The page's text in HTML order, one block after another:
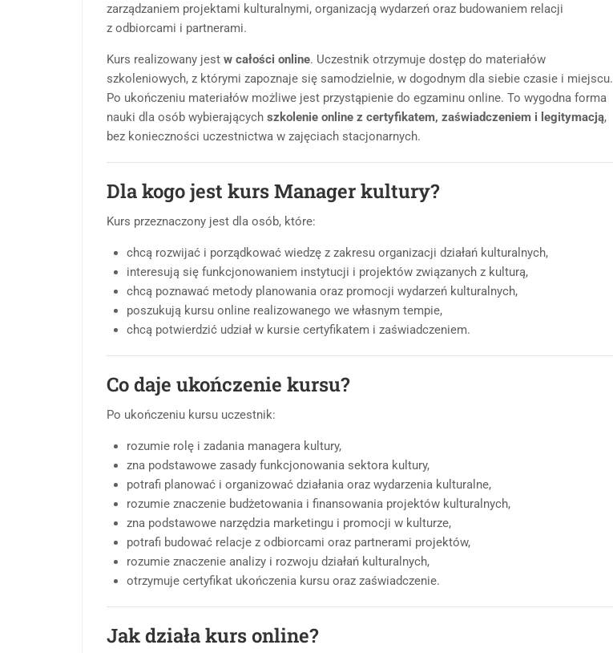
zarządzaniem projektami kulturalnymi, organizacją wydarzeń oraz budowaniem relacji
z odbiorcami i partnerami.
Kurs realizowany jest w całości online. Uczestnik otrzymuje dostęp do materiałów
szkoleniowych, z którymi zapoznaje się samodzielnie, w dogodnym dla siebie czasie i miejscu.
Po ukończeniu materiałów możliwe jest przystąpienie do egzaminu online. To wygodna forma
nauki dla osób wybierających szkolenie online z certyfikatem, zaświadczeniem i legitymacją,
bez konieczności uczestnictwa w zajęciach stacjonarnych.
Dla kogo jest kurs Manager kultury?
Kurs przeznaczony jest dla osób, które:
chcą rozwijać i porządkować wiedzę z zakresu organizacji działań kulturalnych,
interesują się funkcjonowaniem instytucji i projektów związanych z kulturą,
chcą poznawać metody planowania oraz promocji wydarzeń kulturalnych,
poszukują kursu online realizowanego we własnym tempie,
chcą potwierdzić udział w kursie certyfikatem i zaświadczeniem.
Co daje ukończenie kursu?
Po ukończeniu kursu uczestnik:
rozumie rolę i zadania managera kultury,
zna podstawowe zasady funkcjonowania sektora kultury,
potrafi planować i organizować działania oraz wydarzenia kulturalne,
rozumie znaczenie budżetowania i finansowania projektów kulturalnych,
zna podstawowe narzędzia marketingu i promocji w kulturze,
potrafi budować relacje z odbiorcami oraz partnerami projektów,
rozumie znaczenie analizy i rozwoju działań kulturalnych,
otrzymuje certyfikat ukończenia kursu oraz zaświadczenie.
Jak działa kurs online?